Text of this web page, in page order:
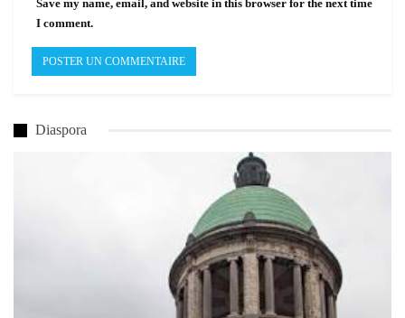
Save my name, email, and website in this browser for the next time
I comment.
Diaspora